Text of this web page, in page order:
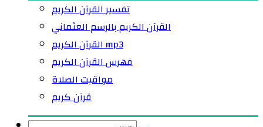
تفسير القرآن الكريم
القرآن الكريم بالرسم العثماني
القرآن الكريم mp3
فهرس القرآن الكريم
مواقيت الصلاة
قرآن كريم